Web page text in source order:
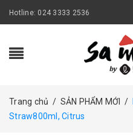
Hotline: 024 3333 2536
Trang chủ / SẢN PHẨM MỚI /
Straw800ml, Citrus